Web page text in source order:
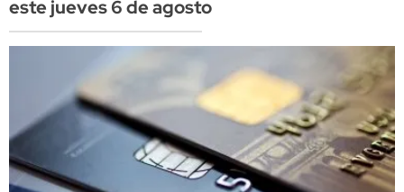
este jueves 6 de agosto